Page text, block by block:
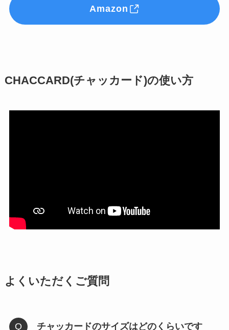
Amazon
CHACCARD(チャッカード)の使い方
よくいただくご質問
チャッカードのサイズはどのくらいです